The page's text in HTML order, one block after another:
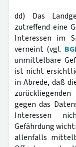
dd) Das
zutreffend eine
Interessen im
verneint (vgl.
unmittelbare
ist nicht
in Abrede, daß
gegen das
Interessen
Gefährdung
allenfalls